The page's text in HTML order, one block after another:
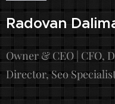
Radovan
Owner & CEO | CFO,
Director, Seo